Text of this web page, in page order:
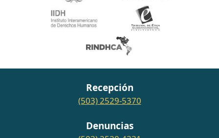
Recepción
(503) 2529-5370
Denuncias